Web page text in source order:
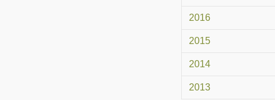
2016
2015
2014
2013